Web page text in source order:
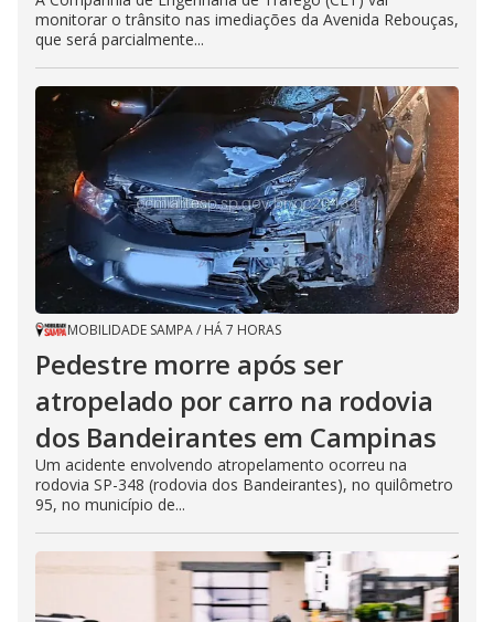
monitorar o trânsito nas imediações da Avenida Rebouças,
que será parcialmente...
MOBILIDADE SAMPA/ HÁ 7 HORAS
Pedestre morre após ser
atropelado por carro na rodovia
dos Bandeirantes em Campinas
Um acidente envolvendo atropelamento ocorreu na
rodovia SP-348 (rodovia dos Bandeirantes), no quilômetro
95, no município de...